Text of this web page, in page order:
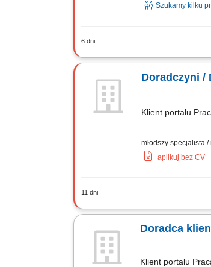
Szukamy kilku
6 dni
Salon Monnari
Doradczyni /
Klient portalu
młodszy specjalista
aplikuj bez CV
11 dni
Praca dla osób z
Doradca
Klient portalu